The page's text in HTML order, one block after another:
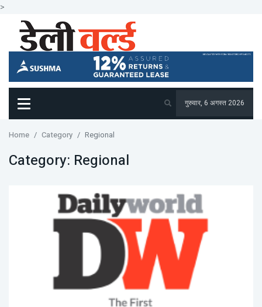
>
गुरुवार, 6 अगस्त 2026
Home Category Regional
Category: Regional